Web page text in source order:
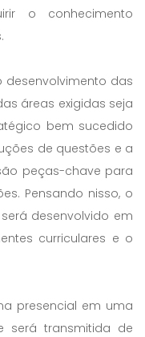
o conhecimento
desenvolvimento das
áreas exigidas seja
bem sucedido
de questões e a
peças-chave para
Pensando nisso, o
desenvolvido em
curriculares e o
presencial em uma
será transmitida de